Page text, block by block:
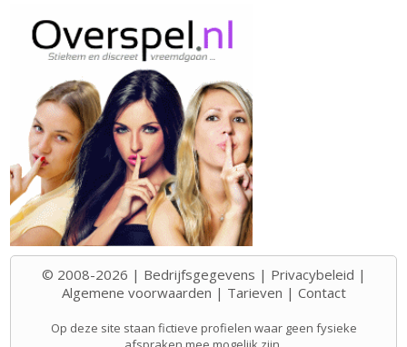
© 2008-2026 | Bedrijfsgegevens | Privacybeleid |
Algemene voorwaarden | Tarieven | Contact
Op deze site staan fictieve profielen waar geen fysieke